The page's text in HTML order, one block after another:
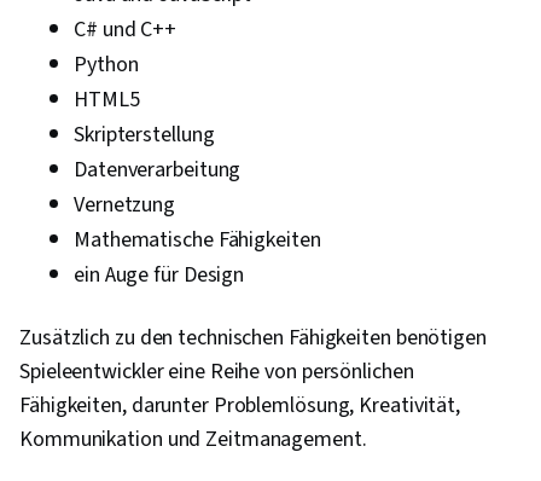
C# und C++
Python
HTML5
Skripterstellung
Datenverarbeitung
Vernetzung
Mathematische Fähigkeiten
ein Auge für Design
Zusätzlich zu den technischen Fähigkeiten benötigen
Spieleentwickler eine Reihe von persönlichen
Fähigkeiten, darunter Problemlösung, Kreativität,
Kommunikation und Zeitmanagement.